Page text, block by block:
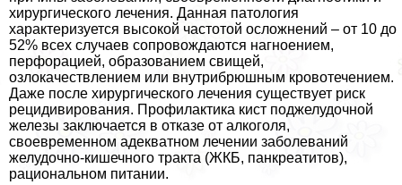
хирургического лечения. Данная патология
хаpaктеризуется высокой частотой осложнений – от 10 до
52% всех случаев сопровождаются нагноением,
перфорацией, образованием свищей,
озлокачествлением или внутрибрюшным кровотечением.
Даже после хирургического лечения существует риск
рецидивирования. Профилактика кист поджелудочной
железы заключается в отказе от алкоголя,
своевременном адекватном лечении заболеваний
желудочно-кишечного тpaкта (ЖКБ, панкреатитов),
рациональном питании.